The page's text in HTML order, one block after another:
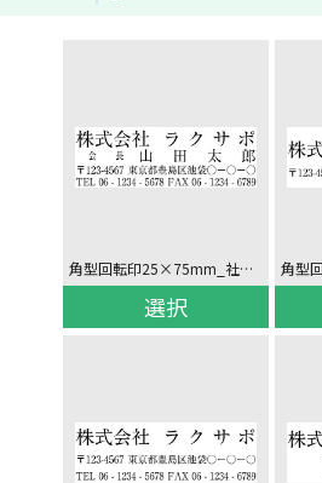
角型回転印25×75mm_社名/役職氏名/住所/電話_ヨコ
選択